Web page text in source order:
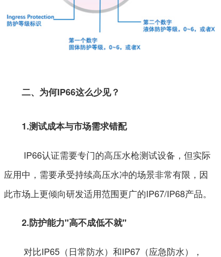
二、为何IP66这么少见？
1.测试成本与市场需求错配
IP66认证需要专门的高压水枪测试设备，但实际
应用中，需要承受持续高压水冲的场景非常有限，因
此市场上更倾向研发适用范围更广的IP67/IP68产品。
2.防护能力"高不成低不就"
对比IP65（日常防水）和IP67（应急防水），